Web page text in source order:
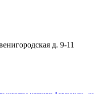
д. 9-11